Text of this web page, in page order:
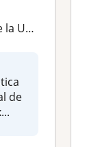
y Python
de